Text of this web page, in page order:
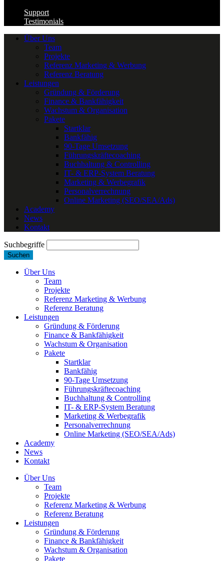
Support
Testimonials
Über Uns
Team
Projekte
Referenz Marketing & Werbung
Referenz Beratung
Leistungen
Gründung & Förderung
Finance & Bankfähigkeit
Wachstum & Organisation
Pakete
Startklar
Bankfähig
90-Tage Umsetzung
Führungskräftecoaching
Buchhaltung & Controlling
IT- & ERP-System Beratung
Marketing & Werbegrafik
Personalverrechnung
Online Marketing (SEO/SEA/Ads)
Academy
News
Kontakt
Suchbegriffe
Suchen
Über Uns
Team
Projekte
Referenz Marketing & Werbung
Referenz Beratung
Leistungen
Gründung & Förderung
Finance & Bankfähigkeit
Wachstum & Organisation
Pakete
Startklar
Bankfähig
90-Tage Umsetzung
Führungskräftecoaching
Buchhaltung & Controlling
IT- & ERP-System Beratung
Marketing & Werbegrafik
Personalverrechnung
Online Marketing (SEO/SEA/Ads)
Academy
News
Kontakt
Über Uns
Team
Projekte
Referenz Marketing & Werbung
Referenz Beratung
Leistungen
Gründung & Förderung
Finance & Bankfähigkeit
Wachstum & Organisation
Pakete